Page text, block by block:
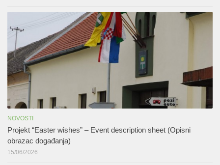
NOVOSTI
Projekt “Easter wishes” – Event description sheet (Opisni
obrazac događanja)
15/06/2026